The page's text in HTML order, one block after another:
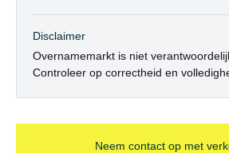
Disclaimer
Overnamemarkt is niet
Controleer op correctheid en
Neem contact op met